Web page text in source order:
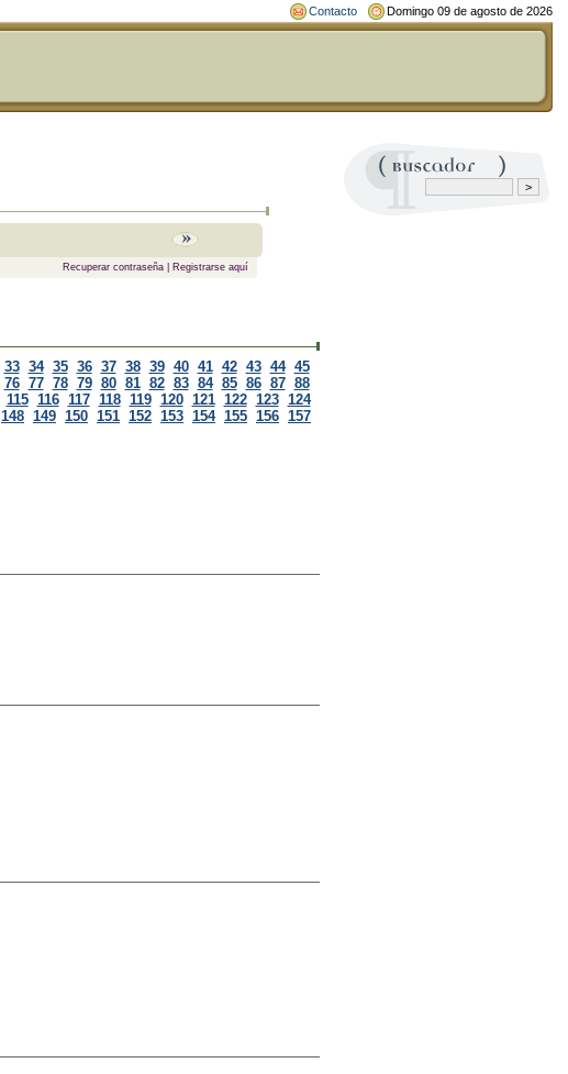
Contacto Domingo 09 de agosto de 2026
Recuperar contraseña| Registrarse aquí
33 34 35 36 37 38 39 40 41 42 43 44 45
76 77 78 79 80 81 82 83 84 85 86 87 88
115 116 117 118 119 120 121 122 123 124
148 149 150 151 152 153 154 155 156 157